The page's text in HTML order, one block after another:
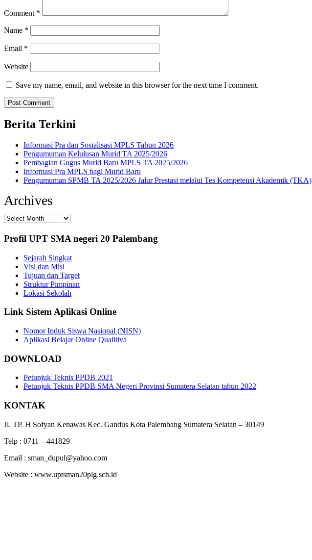
Comment *
Name *
Email *
Website
Save my name, email, and website in this browser for the next time I comment.
Berita Terkini
Informasi Pra dan Sosialisasi MPLS Tahun 2026
Pengumuman Kelulusan Murid TA 2025/2026
Pembagian Gugus Murid Baru MPLS TA 2025/2026
Informasi Pra MPLS bagi Murid Baru
Pengumuman SPMB TA 2025/2026 Jalur Prestasi melalui Tes Kompetensi Akademik (TKA)
Archives
Profil UPT SMA negeri 20 Palembang
Sejarah Singkat
Visi dan Misi
Tujuan dan Target
Struktur Pimpinan
Lokasi Sekolah
Link Sistem Aplikasi Online
Nomor Induk Siswa Nasional (NISN)
Aplikasi Belajar Online Qualitiva
DOWNLOAD
Petunjuk Teknis PPDB 2021
Petunjuk Teknis PPDB SMA Negeri Provinsi Sumatera Selatan tahun 2022
KONTAK
Jl. TP. H Sofyan Kenawas Kec. Gandus Kota Palembang Sumatera Selatan – 30149
Telp : 0711 – 441829
Email : sman_dupul@yahoo.com
Website : www.uptsman20plg.sch.id